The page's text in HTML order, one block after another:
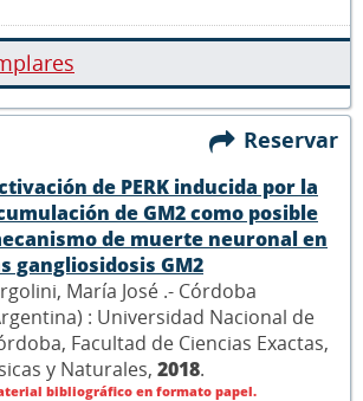
Reservar
de PERK inducida por la
de GM2 como posible
de muerte neuronal en
gangliosidosis GM2
María José .- Córdoba
: Universidad Nacional de
Facultad de Ciencias Exactas,
y Naturales, 2018.
bibliográfico en formato papel.